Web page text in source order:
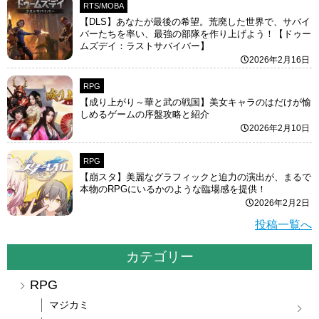
RTS/MOBA
【DLS】あなたが最後の希望。荒廃した世界で、サバイ
バーたちを率い、最強の部隊を作り上げよう！【ドゥー
ムズデイ：ラストサバイバー】
2026年2月16日
RPG
【成り上がり～華と武の戦国】美女キャラのはだけが愉
しめるゲームの序盤攻略と紹介
2026年2月10日
RPG
【崩スタ】美麗なグラフィックと迫力の演出が、まるで
本物のRPGにいるかのような臨場感を提供！
2026年2月2日
投稿一覧へ
カテゴリー
RPG
マジカミ